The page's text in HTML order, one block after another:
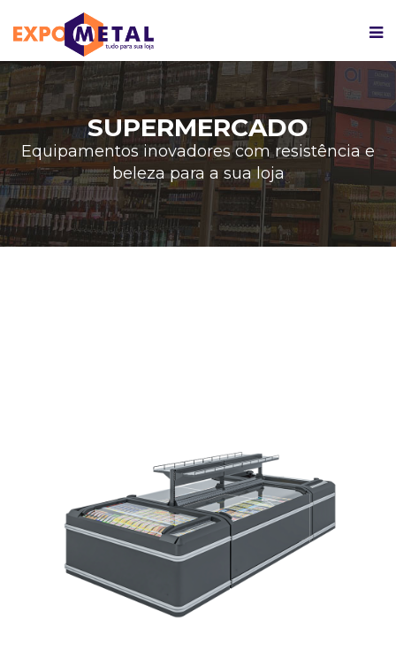
SUPERMERCADO
Equipamentos inovadores com resistência e
beleza para a sua loja